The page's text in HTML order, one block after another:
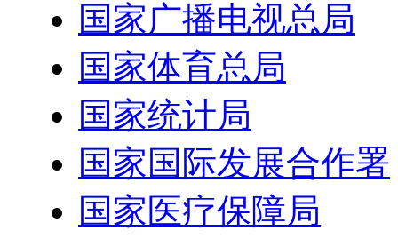
国家广播电视总局
国家体育总局
国家统计局
国家国际发展合作署
国家医疗保障局